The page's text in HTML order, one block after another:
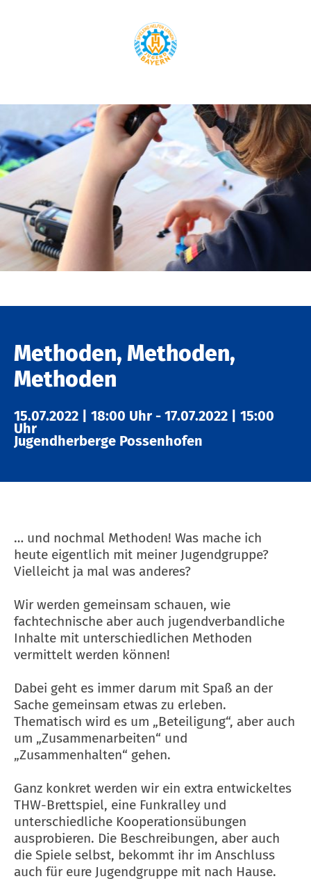
Methoden, Methoden,
Methoden
15.07.2022 18:00 Uhr - 17.07.2022 15:00
Uhr
Jugendherberge Possenhofen
… und nochmal Methoden! Was mache ich
heute eigentlich mit meiner Jugendgruppe?
Vielleicht ja mal was anderes?
Wir werden gemeinsam schauen, wie
fachtechnische aber auch jugendverbandliche
Inhalte mit unterschiedlichen Methoden
vermittelt werden können!
Dabei geht es immer darum mit Spaß an der
Sache gemeinsam etwas zu erleben.
Thematisch wird es um „Beteiligung“, aber auch
um „Zusammenarbeiten“ und
„Zusammenhalten“ gehen.
Ganz konkret werden wir ein extra entwickeltes
THW-Brettspiel, eine Funkralley und
unterschiedliche Kooperationsübungen
ausprobieren. Die Beschreibungen, aber auch
die Spiele selbst, bekommt ihr im Anschluss
auch für eure Jugendgruppe mit nach Hause.